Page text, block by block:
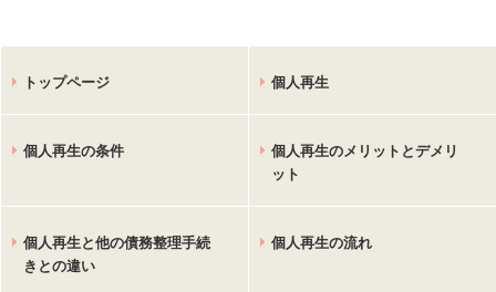
トップページ 個人再生
個人再生の条件
個人再生のメリットとデメリ
ット
個人再生と他の債務整理手続
きとの違い
個人再生の流れ